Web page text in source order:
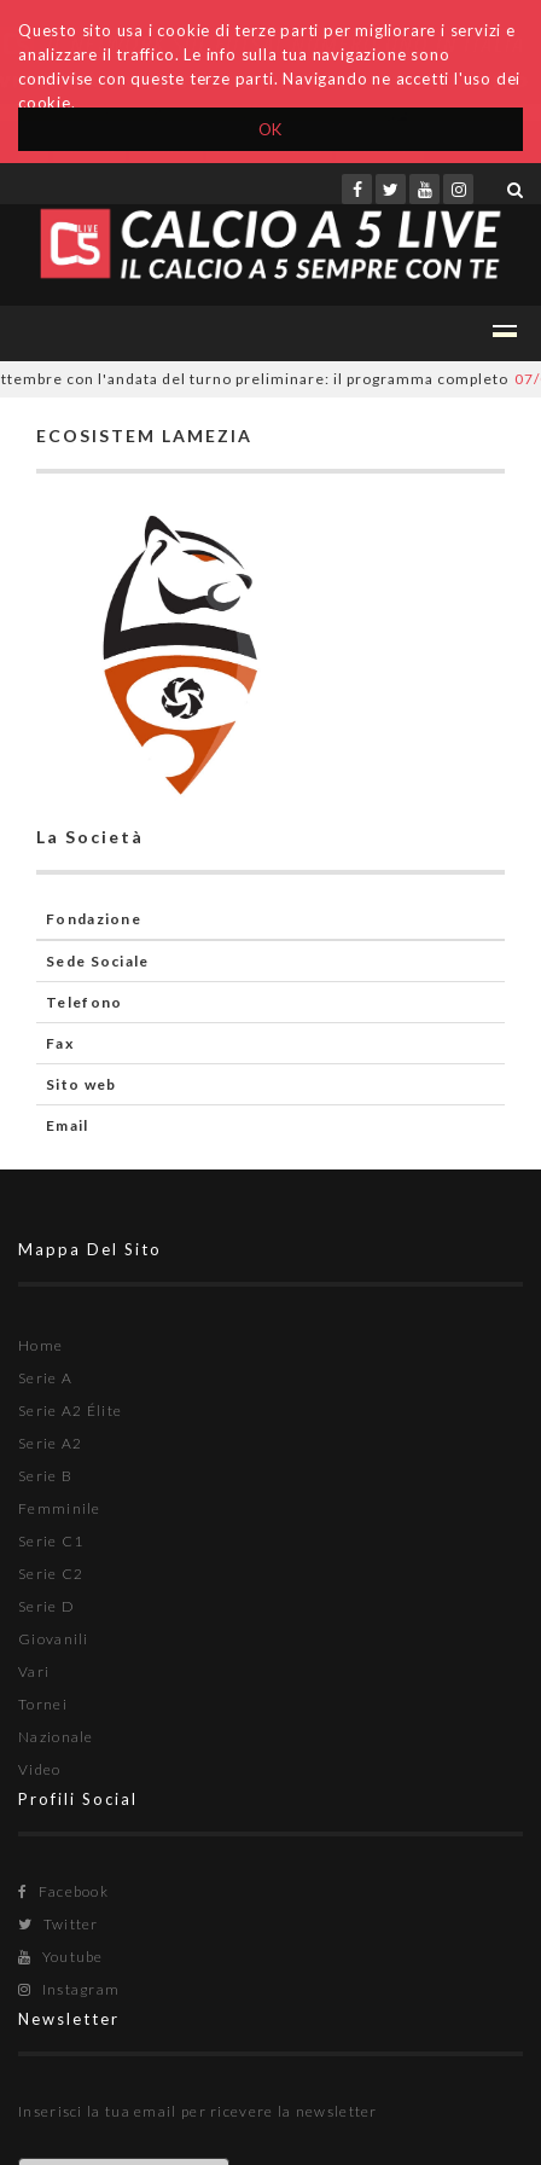
OK
Questo sito usa i cookie di terze parti per migliorare i servizi e
analizzare il traffico. Le info sulla tua navigazione sono
condivise con queste terze parti. Navigando ne accetti l'uso dei
cookie.
Accedi Archivio Invio comunicati Redazione
con l'andata del turno preliminare: il programma completo 07/
ECOSISTEM LAMEZIA
La Società
Fondazione
Sede Sociale
Telefono
Fax
Sito web
Email
Mappa Del Sito
Home
Serie A
Serie A2 Élite
Serie A2
Serie B
Femminile
Serie C1
Serie C2
Serie D
Giovanili
Vari
Tornei
Nazionale
Video
Profili Social
Facebook
Twitter
Youtube
Instagram
Newsletter
Inserisci la tua email per ricevere la newsletter